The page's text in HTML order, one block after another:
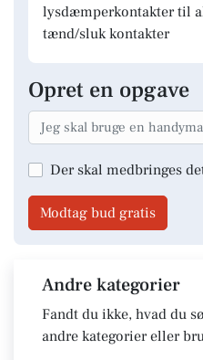
lysdæmperkontakter til
tænd/sluk kontakter
Opret en opgave
Der skal medbringes
Modtag bud gratis
Andre kategorier
Fandt du ikke, hvad du
andre kategorier eller